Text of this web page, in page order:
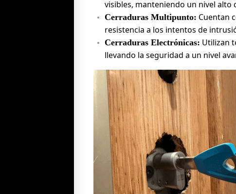
visibles, manteniendo un nivel alto
Cerraduras Multipunto: Cuentan
resistencia a los intentos de
Cerraduras Electrónicas: Utilizan
llevando la seguridad a un nivel